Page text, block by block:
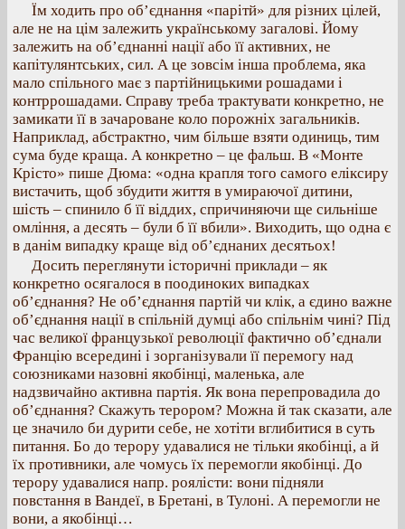
Їм ходить про об’єднання «парітй» для різних цілей,
але не на цім залежить українському загалові. Йому
залежить на об’єднанні нації або її активних, не
капітулянтських, сил. А це зовсім інша проблема, яка
мало спільного має з партійницькими рошадами і
контррошадами. Справу треба трактувати конкретно, не
замикати її в зачароване коло порожніх загальників.
Наприклад, абстрактно, чим більше взяти одиниць, тим
сума буде краща. А конкретно – це фальш. В «Монте
Крісто» пише Дюма: «одна крапля того самого еліксиру
вистачить, щоб збудити життя в умираючої дитини,
шість – спинило б її віддих, спричиняючи ще сильніше
омління, а десять – були б її вбили». Виходить, що одна є
в данім випадку краще від об’єднаних десятьох!
Досить переглянути історичні приклади – як
конкретно осягалося в поодиноких випадках
об’єднання? Не об’єднання партій чи клік, а єдино важне
об’єднання нації в спільній думці або спільнім чині? Під
час великої французької революції фактично об’єднали
Францію всередині і зорганізували її перемогу над
союзниками назовні якобінці, маленька, але
надзвичайно активна партія. Як вона перепровадила до
об’єднання? Скажуть терором? Можна й так сказати, але
це значило би дурити себе, не хотіти вглибитися в суть
питання. Бо до терору удавалися не тільки якобінці, а й
їх противники, але чомусь їх перемогли якобінці. До
терору удавалися напр. роялісти: вони підняли
повстання в Вандеї, в Бретані, в Тулоні. А перемогли не
вони, а якобінці…